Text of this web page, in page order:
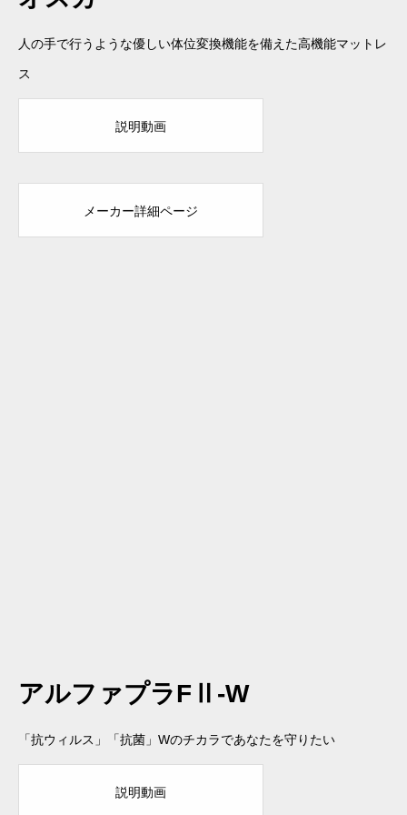
人の手で行うような優しい体位変換機能を備えた高機能マットレ
ス
説明動画
メーカー詳細ページ
アルファプラFⅡ-W
「抗ウィルス」「抗菌」Wのチカラであなたを守りたい
説明動画